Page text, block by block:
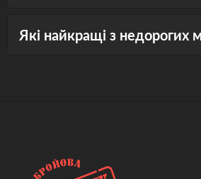
Які найкращі з недорогих